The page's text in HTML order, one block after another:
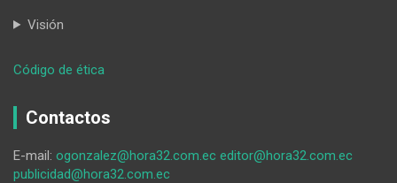
Visión
Código de ética
adoquina
Yangana
Contactos
E-mail: ogonzalez@hora32.com.ec editor@hora32.com.ec
publicidad@hora32.com.ec